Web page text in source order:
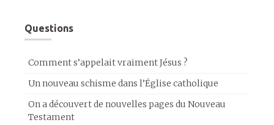
Questions
Comment s’appelait vraiment Jésus ?
Un nouveau schisme dans l’Église catholique
On a découvert de nouvelles pages du Nouveau
Testament